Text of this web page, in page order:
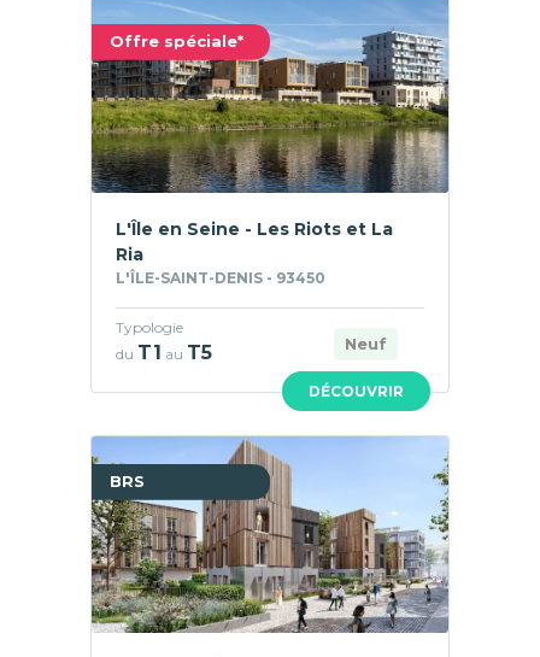
Offre spéciale*
DÉCOUVRIR
L'Île en Seine - Les Riots et La
Ria
L'ÎLE-SAINT-DENIS - 93450
Neuf
Typologie
du T1 au T5
BRS